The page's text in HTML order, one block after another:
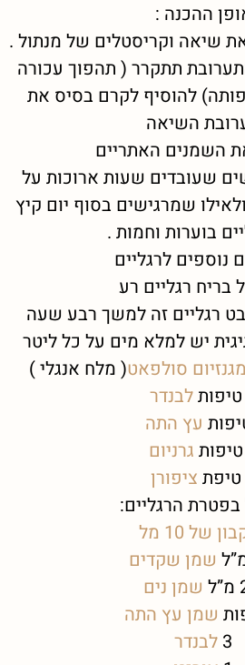
ההכנה :
שיאה וקריסטלים של מנתול .
תתקרר ( תהפוך עכורה
להוסיף לקרם בסיס את
השיאה
השמנים האתריים
שעובדים שעות ארוכות על
שמרגישים בסוף יום קיץ
בוערות וחמות .
נוספים לרגליים
בריח רגליים רע
רגליים זה למשך רבע שעה
יש למלא מים על כל ליטר
מגנזיום סולפאט( מלח אנגלי )
לבנדר
עץ התה
גרניום
ציפורן
בפטרת הרגליים:
של 10 מל
שמן שקדים
שמן נים
שמן עץ התה
3 לבנדר